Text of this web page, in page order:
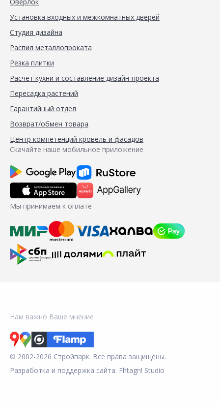
Установка входных и межкомнатных дверей
Студия дизайна
Распил металлопроката
Резка плитки
Расчёт кухни и составление дизайн-проекта
Пересадка растений
Гарантийный отдел
Возврат/обмен товара
Центр компетенций кровель и фасадов
Скачайте наше мобильное приложение
Мы принимаем к оплате
Нам важно Ваше мнение
© 2002-2026 Стройпарк. Все права защищены.
Разработка и поддержка сайта: Fhtagn! Studio